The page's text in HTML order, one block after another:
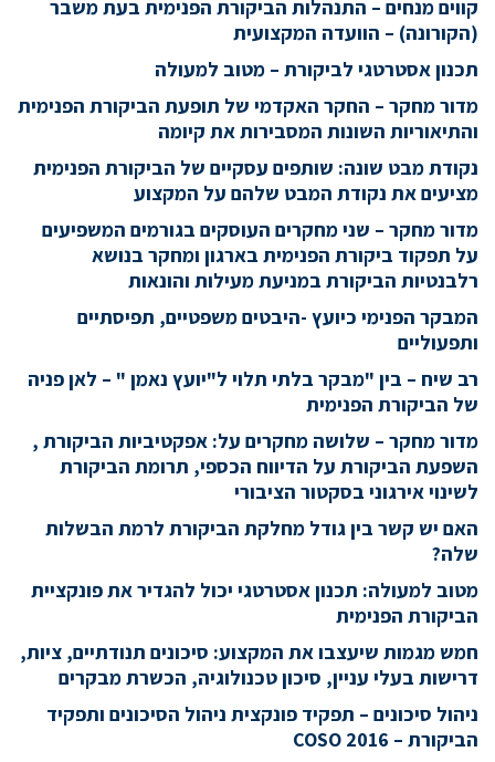
קווים מנחים – התנהלות הביקורת הפנימית בעת משבר
(הקורונה) – הוועדה המקצועית
תכנון אסטרטגי לביקורת – מטוב למעולה
מדור מחקר – החקר האקדמי של תופעת הביקורת הפנימית
והתיאוריות השונות המסבירות את קיומה
נקודת מבט שונה: שותפים עסקיים של הביקורת הפנימית
מציעים את נקודת המבט שלהם על המקצוע
מדור מחקר – שני מחקרים העוסקים בגורמים המשפיעים
על תפקוד ביקורת הפנימית בארגון ומחקר בנושא
רלבנטיות הביקורת במניעת מעילות והונאות
המבקר הפנימי כיועץ -היבטים משפטיים, תפיסתיים
ותפעוליים
רב שיח – בין "מבקר בלתי תלוי ל"יועץ נאמן " – לאן פניה
של הביקורת הפנימית
מדור מחקר – שלושה מחקרים על: אפקטיביות הביקורת ,
השפעת הביקורת על הדיווח הכספי, תרומת הביקורת
לשינוי אירגוני בסקטור הציבורי
האם יש קשר בין גודל מחלקת הביקורת לרמת הבשלות
שלה?
מטוב למעולה: תכנון אסטרטגי יכול להגדיר את פונקציית
הביקורת הפנימית
חמש מגמות שיעצבו את המקצוע: סיכונים תנודתיים, ציות,
דרישות בעלי עניין, סיכון טכנולוגיה, הכשרת מבקרים
ניהול סיכונים – תפקיד פונקצית ניהול הסיכונים ותפקיד
הביקורת – COSO 2016